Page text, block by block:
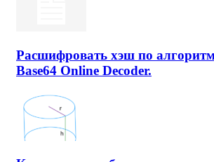
Расшифровать хэш по
Base64 Online Decoder.